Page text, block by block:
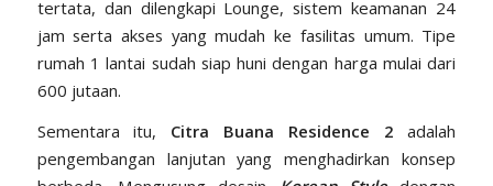
tertata, dan dilengkapi Lounge, sistem keamanan 24
jam serta akses yang mudah ke fasilitas umum. Tipe
rumah 1 lantai sudah siap huni dengan harga mulai dari
600 jutaan.
Sementara itu, Citra Buana Residence 2 adalah
pengembangan lanjutan yang menghadirkan konsep